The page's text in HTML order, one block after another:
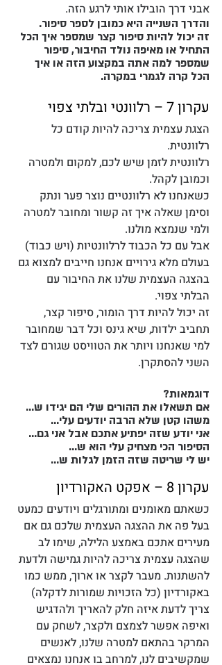
אבני דרך הובילו אותי לרגע הזה.
והדרך השנייה היא כמובן לספר סיפור.
זה יכול להיות סיפור קצר שמספר איך הכל
התחיל או מאיפה נולד החיבור, סיפור
שמספר למה אתה במקצוע הזה או איך
הכל קרה לגמרי במקרה.
עקרון 7 – רלוונטי ובלתי צפוי
הצגת עצמית צריכה להיות קודם כל
רלוונטית.
רלוונטית לזמן שיש לכם, למקום ולמטרה
וכמובן לקהל.
כשאנחנו לא רלוונטיים נוצר פער ונתק
וסימן שאלה איך זה קשור ומחובר למטרה
ולמי שנמצא מולנו.
אבל עם כל הכבוד לרלוונטיות (ויש כבוד)
בעולם מלא גירויים אנחנו חייבים למצוא גם
בהצגה העצמית שלנו את החיבור עם
הבלתי צפוי.
זה יכול להיות דרך הומור, סיפור קצר,
תחביב ילדות, שיא גינס וכל דבר שמחובר
למי שאנחנו ויותר את הטוויסט שגורם לצד
השני להסתקרן.
דוגמאות?
אם תשאלו את ההורים שלי הם יגידו ש…
משהו קטן שלא הרבה יודעים עלי…
אני יודע שזה יפתיע אתכם אבל אני גם…
הסיפור הכי מצחיק עלי הוא ש…
יש לי שריטה שזה הזמן לגלות ש…
עקרון 8 – אפקט האקורדיון
כשאתם מאומנים ומתורגלים ויודעים כמעט
בעל פה את ההצגה העצמית שלכם גם אם
מעירים אתכם באמצע הלילה, שימו לב
שהצגה עצמית צריכה להיות גמישה ולדעת
להשתנות. מעבר לקצר או ארוך, ממש כמו
באקורדיון (כל הזכויות שמורות לדקלה)
צריך לדעת איזה חלק להאריך ולהדגיש
ואיפה אפשר לצמצם ולקצר, לשחק עם
המרקר בהתאם למטרה שלנו, לאנשים
שמקשיבים לנו, למרחב בו אנחנו נמצאים